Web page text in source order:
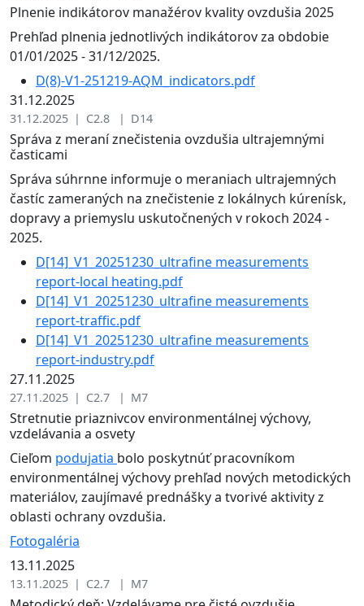
Plnenie indikátorov manažérov kvality ovzdušia 2025
Prehľad plnenia jednotlivých indikátorov za obdobie
01/01/2025 - 31/12/2025.
D(8)-V1-251219-AQM_indicators.pdf
31.12.2025
31.12.2025 | C2.8 | D14
Správa z meraní znečistenia ovzdušia ultrajemnými
časticami
Správa súhrnne informuje o meraniach ultrajemných
častíc zameraných na znečistenie z lokálnych kúrenísk,
dopravy a priemyslu uskutočnených v rokoch 2024 -
2025.
D[14]_V1_20251230_ultrafine measurements
report-local heating.pdf
D[14]_V1_20251230_ultrafine measurements
report-traffic.pdf
D[14]_V1_20251230_ultrafine measurements
report-industry.pdf
27.11.2025
27.11.2025 | C2.7 | M7
Stretnutie priaznivcov environmentálnej výchovy,
vzdelávania a osvety
Cieľom podujatia bolo poskytnúť pracovníkom
environmentálnej výchovy prehľad nových metodických
materiálov, zaujímavé prednášky a tvorivé aktivity z
oblasti ochrany ovzdušia.
Fotogaléria
13.11.2025
13.11.2025 | C2.7 | M7